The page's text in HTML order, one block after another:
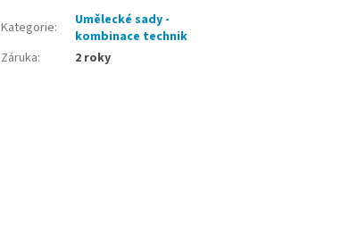
Kategorie:
Umělecké sady -
kombinace technik
Záruka: 2 roky